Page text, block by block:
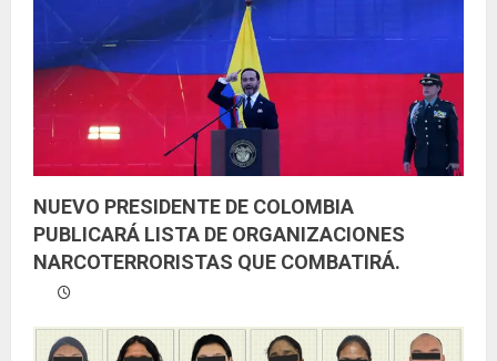
o
NUEVO PRESIDENTE DE COLOMBIA
PUBLICARÁ LISTA DE ORGANIZACIONES
NARCOTERRORISTAS QUE COMBATIRÁ.